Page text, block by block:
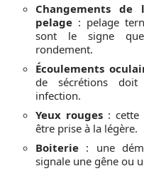
Changements
pelage : pelage
sont le signe
rondement.
Écoulements
de sécrétions
infection.
Yeux rouges :
être prise à la légère.
Boiterie : une
signale une gêne ou